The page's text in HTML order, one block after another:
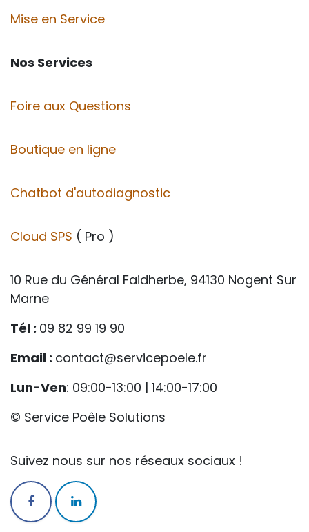
Mise en Service
Nos Services
Foire aux Questions
Boutique en ligne
Chatbot d'autodiagnostic
Cloud SPS ( Pro )
10 Rue du Général Faidherbe, 94130 Nogent Sur
Marne
Tél : 09 82 99 19 90
Email : contact@servicepoele.fr
Lun-Ven: 09:00-13:00 | 14:00-17:00
© Service Poêle Solutions
Suivez nous sur nos réseaux sociaux !